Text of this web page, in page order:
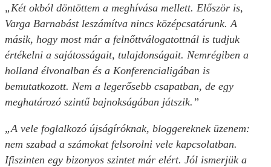
„Két okból döntöttem a meghívása mellett. Először is,
Varga Barnabást leszámítva nincs középcsatárunk. A
másik, hogy most már a felnőttválogatottnál is tudjuk
értékelni a sajátosságait, tulajdonságait. Nemrégiben a
holland élvonalban és a Konferencialigában is
bemutatkozott. Nem a legerősebb csapatban, de egy
meghatározó szintű bajnokságában játszik.”
„A vele foglalkozó újságíróknak, bloggereknek üzenem:
nem szabad a számokat felsorolni vele kapcsolatban.
Ifiszinten egy bizonyos szintet már elért. Jól ismerjük a